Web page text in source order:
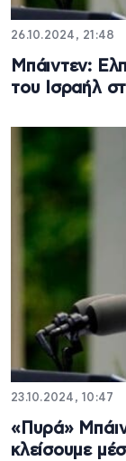
26.10.2024, 21:48
Μπάιντεν:
του Ισραήλ
23.10.2024, 10:47
«Πυρά»
κλείσουμε